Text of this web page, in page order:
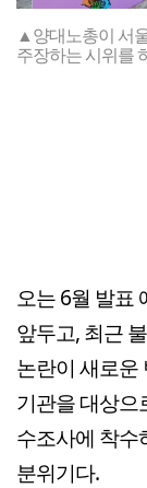
▲양대노총이 서
주장하는 시위를
오는 6월 발표
앞두고, 최근
논란이 새로운
기관을 대상으
수조사에 착수
분위기다.